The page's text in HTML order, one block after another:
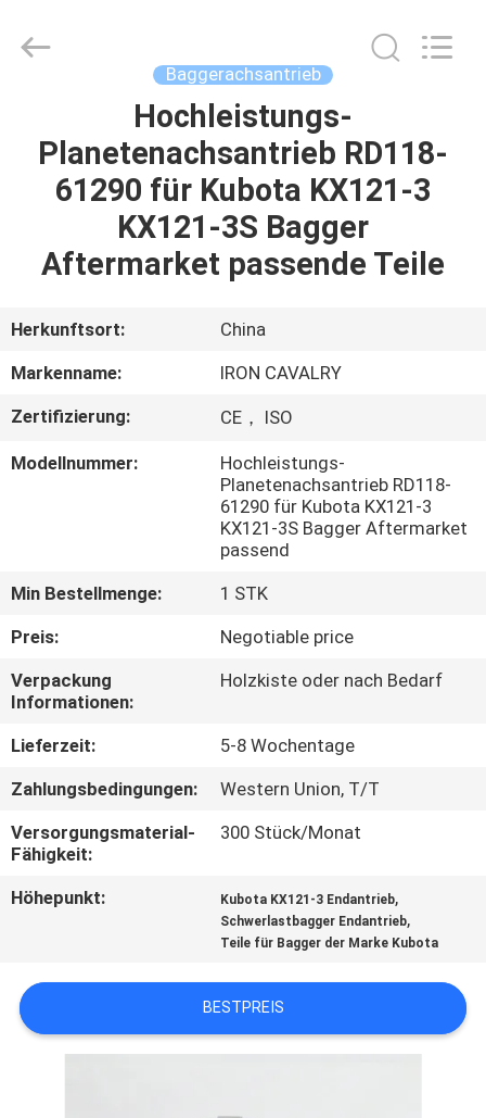
STARTSEITE
PRODUKTE
VIDEOS
VR
SHOW
ÜBER
UNS
QUALITÄTSKONTROLLE
KONTAKT
NACHRICHTEN
ALLE
FÄLLE
SITEMAP
Machinery
Baggerachsantrieb
Hochleistungs-
Planetenachsantrieb RD118-
61290 für Kubota KX121-3
KX121-3S Bagger
Aftermarket passende Teile
Herkunftsort:
China
Markenname:
IRON CAVALRY
Zertifizierung:
CE， ISO
Modellnummer:
Hochleistungs-
Planetenachsantrieb RD118-
61290 für Kubota KX121-3
KX121-3S Bagger Aftermarket
passend
Min Bestellmenge:
1 STK
Preis:
Negotiable price
Verpackung
Informationen:
Holzkiste oder nach Bedarf
Lieferzeit:
5-8 Wochentage
Zahlungsbedingungen:
Western Union, T/T
Versorgungsmaterial-
Fähigkeit:
300 Stück/Monat
Höhepunkt: Kubota KX121-3 Endantrieb,
Schwerlastbagger Endantrieb,
Teile für Bagger der Marke Kubota
BESTPREIS